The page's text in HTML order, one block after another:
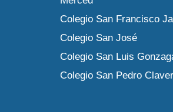
Colegio San Francisco
Colegio San José
Colegio San Luis
Colegio San Pedro Claver